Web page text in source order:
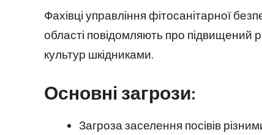
Фахівці управління фітосанітарної
області повідомляють про підвищений
культур шкідниками.
Основні загрози:
Загроза заселення посівів